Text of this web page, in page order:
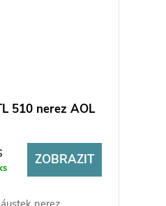
510 nerez AOL
ZOBRAZIT